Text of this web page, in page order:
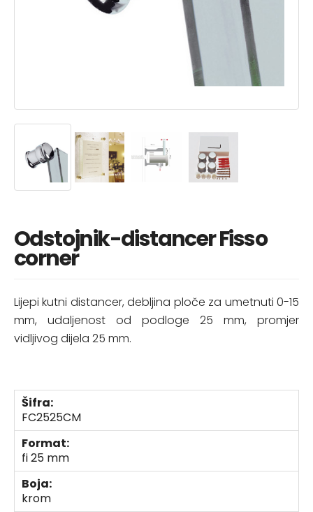
Odstojnik-distancer Fisso
corner
Lijepi kutni distancer, debljina ploče za umetnuti 0-15
mm, udaljenost od podloge 25 mm, promjer
vidljivog dijela 25 mm.
Šifra:
FC2525CM
Format:
fi 25 mm
Boja:
krom